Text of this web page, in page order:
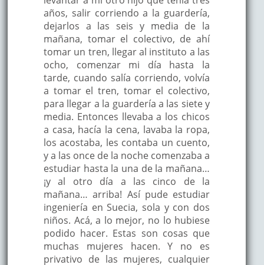
años, salir corriendo a la guardería,
dejarlos a las seis y media de la
mañana, tomar el colectivo, de ahí
tomar un tren, llegar al instituto a las
ocho, comenzar mi día hasta la
tarde, cuando salía corriendo, volvía
a tomar el tren, tomar el colectivo,
para llegar a la guardería a las siete y
media. Entonces llevaba a los chicos
a casa, hacía la cena, lavaba la ropa,
los acostaba, les contaba un cuento,
y a las once de la noche comenzaba a
estudiar hasta la una de la mañana…
¡y al otro día a las cinco de la
mañana… arriba! Así pude estudiar
ingeniería en Suecia, sola y con dos
niños. Acá, a lo mejor, no lo hubiese
podido hacer. Estas son cosas que
muchas mujeres hacen. Y no es
privativo de las mujeres, cualquier